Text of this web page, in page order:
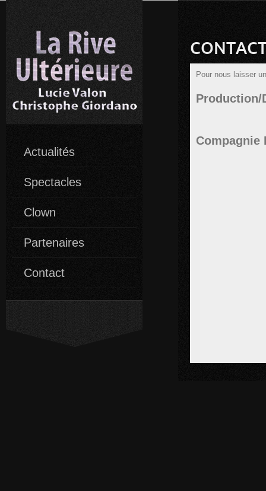
Actualités
Spectacles
Clown
Partenaires
Contact
Pour nous laisser